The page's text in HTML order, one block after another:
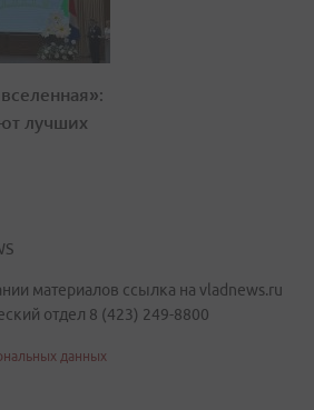
лучших
материалов ссылка на vladnews.ru
отдел 8 (423) 249-8800
данных